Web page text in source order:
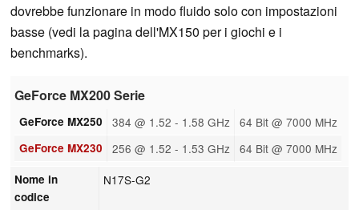
dovrebbe funzionare in modo fluido solo con impostazioni
basse (vedi la pagina dell'MX150 per i giochi e i
benchmarks).
GeForce MX200 Serie
GeForce MX250 384 @ 1.52 - 1.58 GHz 64 Bit @ 7000 MHz
GeForce MX230 256 @ 1.52 - 1.53 GHz 64 Bit @ 7000 MHz
Nome in
codice
N17S-G2